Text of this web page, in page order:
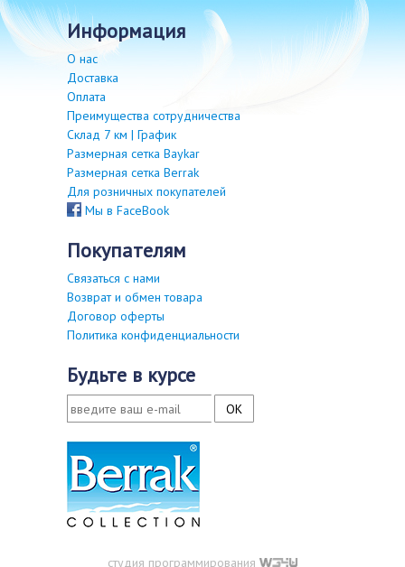
информация
О нас
Доставка
Оплата
Преимущества сотрудничества
Склад 7 км | График
Размерная сетка Baykar
Размерная сетка Berrak
Для розничных покупателей
Мы в FaceBook
покупателям
Связаться с нами
Возврат и обмен товара
Договор оферты
Политика конфиденциальности
будьте в курсе
студия программирования